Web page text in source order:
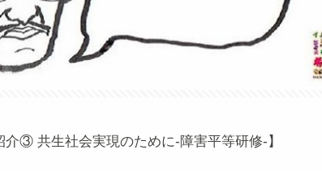
介③ 共生社会実現のために-障害平等研修-】